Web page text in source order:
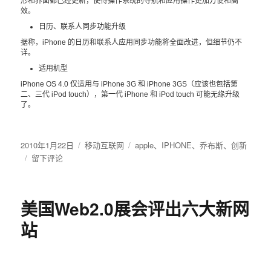
效。
日历、联系人同步功能升级
据称，iPhone 的日历和联系人应用同步功能将全面改进，但细节仍不
详。
适用机型
iPhone OS 4.0 仅适用与 iPhone 3G 和 iPhone 3GS（应该也包括第
二、三代 iPod touch），第一代 iPhone 和 iPod touch 可能无缘升级
了。
发
布
2010年1月22日
分
移动互联网
标
apple、 IPHONE、乔布斯、创新
于
们
的
最
留下评论
美国Web2.0展会评出六大新网
站